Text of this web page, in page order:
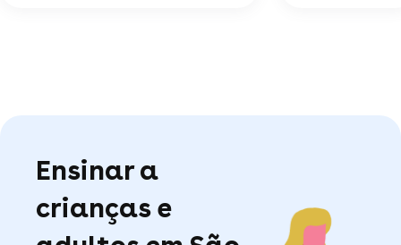
Ensinar a
crianças e